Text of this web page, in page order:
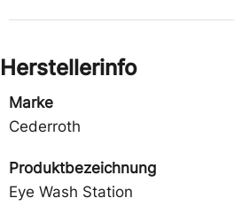
Herstellerinfo
Marke
Cederroth
Produktbezeichnung
Eye Wash Station